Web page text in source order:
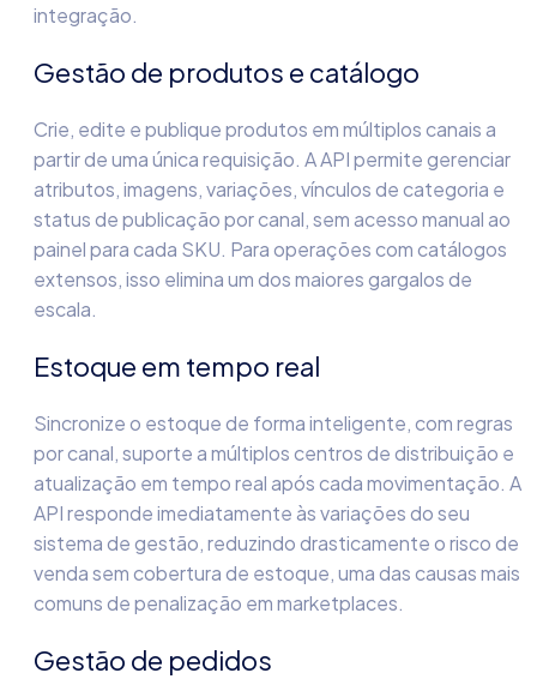
integração.
Gestão de produtos e catálogo
Crie, edite e publique produtos em múltiplos canais a
partir de uma única requisição. A API permite gerenciar
atributos, imagens, variações, vínculos de categoria e
status de publicação por canal, sem acesso manual ao
painel para cada SKU. Para operações com catálogos
extensos, isso elimina um dos maiores gargalos de
escala.
Estoque em tempo real
Sincronize o estoque de forma inteligente, com regras
por canal, suporte a múltiplos centros de distribuição e
atualização em tempo real após cada movimentação. A
API responde imediatamente às variações do seu
sistema de gestão, reduzindo drasticamente o risco de
venda sem cobertura de estoque, uma das causas mais
comuns de penalização em marketplaces.
Gestão de pedidos